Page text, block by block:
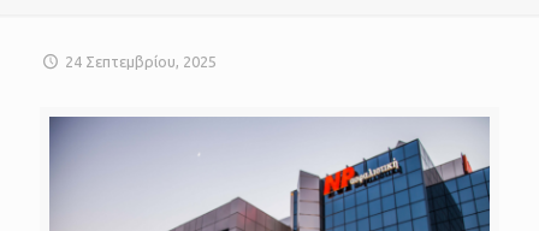
24 Σεπτεμβρίου, 2025